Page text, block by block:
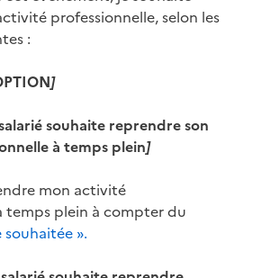
professionnelle, selon les
:
]
souhaite reprendre son
à temps plein]
mon activité
temps plein à compter du
».